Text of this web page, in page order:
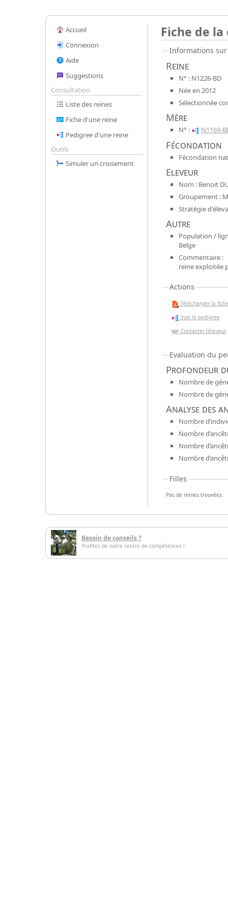
Accueil
Connexion
Aide
Suggestions
Consultation
Liste des reines
Fiche d'une reine
Pedigree d'une reine
Outils
Simuler un croisement
Fiche de la
Informations
Reine
N° : N1226-BD
Née en 2012
Sélectionnée
Mère
N° : N1169-
Fécondation
Fécondation
Eleveur
Nom : Benoit
Groupement :
Stratégie
Autre
Population /
Belge
Commentaire :
reine exploitée
Actions
Télécharger la
Voir le pedigree
Contacter l'éleveur
Evaluation du
Profondeur
Nombre de
Nombre de
Analyse des
Nombre
Nombre
Nombre
Nombre
Filles
Pas de reines trouvées.
Besoin de conseils ?
Profitez de notre centre de compétences !